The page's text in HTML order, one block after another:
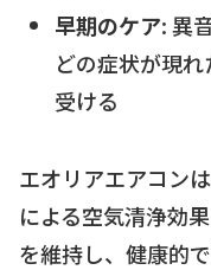
早期のケア: 異
どの症状が現
受ける
エオリアエアコン
による空気清浄効
を維持し、健康的